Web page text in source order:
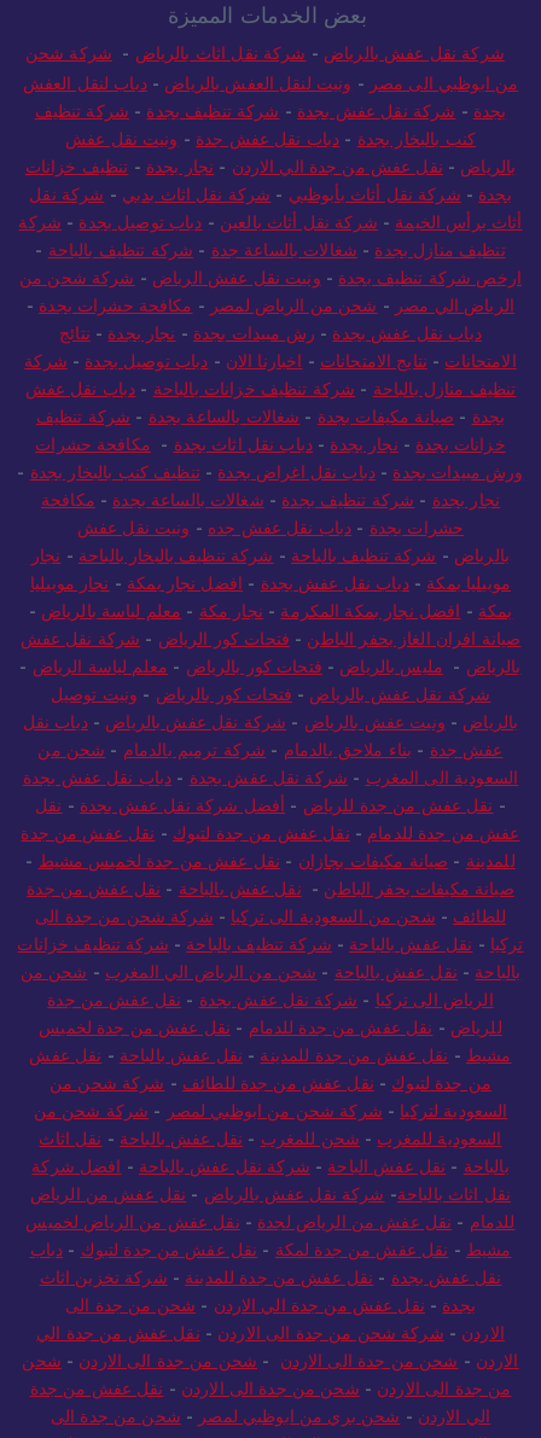
بعض الخدمات المميزة
شركة نقل عفش بالرياض - شركة نقل اثاث بالرياض - شركة شحن
من ابوظبي الى مصر - ونيت لنقل العفش بالرياض -دباب لنقل العفش
بجدة - شركة نقل عفش بجدة - شركة تنظيف بجدة - شركة تنظيف
كنب بالبخار بجدة - دباب نقل عفش جدة - ونيت نقل عفش
بالرياض - نقل عفش من جدة الي الاردن - نجار بجدة - تنظيف خزانات
بجدة - شركة نقل أثاث بأبوظبي - شركة نقل اثاث بدبي - شركة نقل
أثاث برأس الخيمة - شركة نقل أثاث بالعين - دباب توصيل بجدة - شركة
تنظيف منازل بجدة - شغالات بالساعة جدة - شركة تنظيف بالباحة -
ارخص شركة تنظيف بجدة - ونيت نقل عفش الرياض - شركة شحن من
الرياض الي مصر - شحن من الرياض لمصر - مكافحة حشرات بجدة -
دباب نقل عفش بجدة - رش مبيدات بجدة - نجار بجدة - نتائج
الامتحانات - نتايج الامتحانات - اخبارنا الان - دباب توصيل بجدة - شركة
تنظيف منازل بالباحة - شركة تنظيف خزانات بالباحة - دباب نقل عفش
بجدة - صيانة مكيفات بجدة - شغالات بالساعة بجدة - شركة تنظيف
خزانات بجدة - نجار بجدة - دباب نقل اثاث بجدة - مكافحة حشرات
ورش مبيدات بجدة -دباب نقل اغراض بجدة -تنظيف كنب بالبخار بجدة -
نجار بجدة - شركة تنظيف بجدة - شغالات بالساعة بجدة - مكافحة
حشرات بجدة - دباب نقل عفش جده - ونيت نقل عفش
بالرياض - شركة تنظيف بالباحة - شركة تنظيف بالبخار بالباحة - نجار
موبيليا بمكة -دباب نقل عفش بجدة - افضل نجار بمكة - نجار موبيليا
بمكة - افضل نجار بمكة المكرمة - نجار مكة - معلم لياسة بالرياض -
صيانة افران الغاز بحفر الباطن - فتحات كور الرياض - شركة نقل عفش
بالرياض - مليس بالرياض - فتحات كور بالرياض - معلم لياسة الرياض -
شركة نقل عفش بالرياض - فتحات كور بالرياض - ونيت توصيل
بالرياض - ونيت عفش بالرياض - شركة نقل عفش بالرياض -دباب نقل
عفش جدة - بناء ملاحق بالدمام - شركة ترميم بالدمام - شحن من
السعودية الى المغرب - شركة نقل عفش بجدة - دباب نقل عفش بجدة
- نقل عفش من جدة للرياض - أفضل شركة نقل عفش بجدة - نقل
عفش من جدة للدمام - نقل عفش من جدة لتبوك - نقل عفش من جدة
للمدينة - صيانة مكيفات بجازان - نقل عفش من جدة لخميس مشيط -
صيانة مكيفات بحفر الباطن - نقل عفش بالباحة - نقل عفش من جدة
للطائف - شحن من السعودية الى تركيا - شركة شحن من جدة الى
تركيا - نقل عفش بالباحة - شركة تنظيف بالباحة - شركة تنظيف خزانات
بالباحة - نقل عفش بالباحة - شحن من الرياض الي المغرب - شحن من
الرياض الى تركيا - شركة نقل عفش بجدة - نقل عفش من جدة
للرياض - نقل عفش من جدة للدمام - نقل عفش من جدة لخميس
مشيط - نقل عفش من جدة للمدينة - نقل عفش بالباحة - نقل عفش
من جدة لتبوك - نقل عفش من جدة للطائف - شركة شحن من
السعودية لتركيا - شركة شحن من ابوظبي لمصر - شركة شحن من
السعودية للمغرب - شحن للمغرب - نقل عفش بالباحة - نقل اثاث
بالباحة - نقل عفش الباحة - شركة نقل عفش بالباحة - افضل شركة
نقل اثاث بالباحة- شركة نقل عفش بالرياض - نقل عفش من الرياض
للدمام - نقل عفش من الرياض لجدة - نقل عفش من الرياض لخميس
مشيط - نقل عفش من جدة لمكة - نقل عفش من جدة لتبوك - دباب
نقل عفش بجدة - نقل عفش من جدة للمدينة - شركة تخزين اثاث
بجدة - نقل عفش من جدة الي الاردن - شحن من جدة الى
الاردن - شركة شحن من جدة الى الاردن - نقل عفش من جدة الي
الاردن - شحن من جدة الى الاردن - شحن من جدة الى الاردن - شحن
من جدة الى الاردن - شحن من جدة الى الاردن - نقل عفش من جدة
الي الاردن - شحن بري من ابوظبي لمصر - شحن من جدة الى